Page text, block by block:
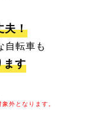
夫！
自転車も
ます
外となります。